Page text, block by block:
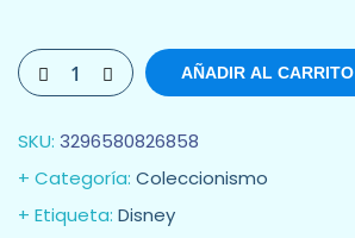
AÑADIR AL CARRITO
SKU: 3296580826858
Categoría: Coleccionismo
Etiqueta: Disney